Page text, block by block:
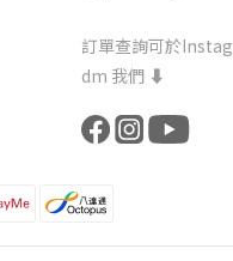
訂單查詢可於
dm 我們 ⬇️